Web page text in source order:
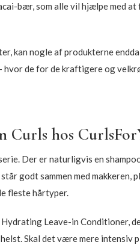
bær, som alle vil hjælpe med at
kan nogle af produkterne
hvor de for de kraftigere og
Curls hos
Der er naturligvis en
godt sammen med makkeren,
fleste hårtyper.
Leave-in Conditioner,
Skal det være mere intensiv